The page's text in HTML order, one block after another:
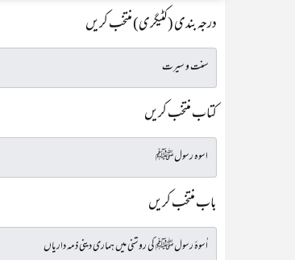
درجہ بندی (کٹیگری) منتخب کریں
کتاب منتخب کریں
باب منتخب کریں